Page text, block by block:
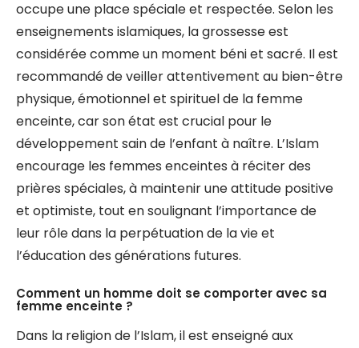
occupe une place spéciale et respectée. Selon les
enseignements islamiques, la grossesse est
considérée comme un moment béni et sacré. Il est
recommandé de veiller attentivement au bien-être
physique, émotionnel et spirituel de la femme
enceinte, car son état est crucial pour le
développement sain de l’enfant à naître. L’Islam
encourage les femmes enceintes à réciter des
prières spéciales, à maintenir une attitude positive
et optimiste, tout en soulignant l’importance de
leur rôle dans la perpétuation de la vie et
l’éducation des générations futures.
Comment un homme doit se comporter avec sa
femme enceinte ?
Dans la religion de l’Islam, il est enseigné aux